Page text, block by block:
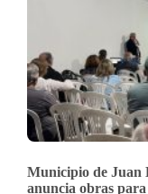
Municipio de Juan
anuncia obras